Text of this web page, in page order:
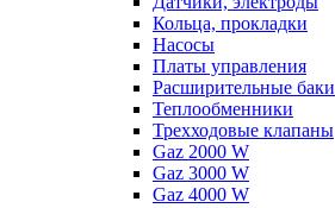
Кольца, прокладки
Насосы
Платы управления
Расширительные баки
Теплообменники
Трехходовые клапаны
Gaz 2000 W
Gaz 3000 W
Gaz 4000 W